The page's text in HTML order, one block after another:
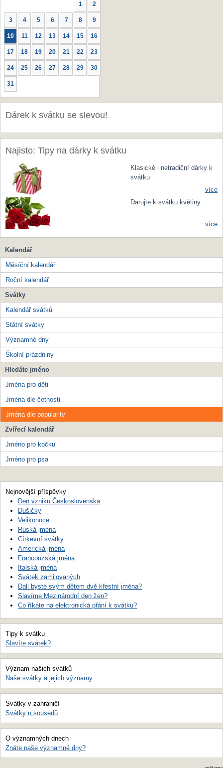
1 2
3 4 5 6 7 8 9
10 11 12 13 14 15 16
17 18 19 20 21 22 23
24 25 26 27 28 29 30
31
Dárek k svátku se slevou!
Najisto: Tipy na dárky k svátku
Klasické i netradiční dárky k
svátku
více
Darujte k svátku květiny
více
Kalendář
Měsíční kalendář
Roční kalendář
Svátky
Kalendář svátků
Státní svátky
Významné dny
Školní prázdniny
Hledáte jméno
Jména pro děti
Jména dle četnosti
Jména dle popularity
Zvířecí kalendář
Jméno pro kočku
Jméno pro psa
Nejnovější příspěvky
Den vzniku Československa
Dušičky
Velikonoce
Ruská jména
Církevní svátky
Americká jména
Francouzská jména
Italská jména
Svátek zamilovaných
Dali byste svým dětem dvě křestní jména?
Slavíme Mezinárodní den žen?
Co říkáte na elektronická přání k svátku?
Tipy k svátku
Slavíte svátek?
Význam našich svátků
Naše svátky a jejich významy
Svátky v zahraničí
Svátky u sousedů
O významných dnech
Znáte naše významné dny?